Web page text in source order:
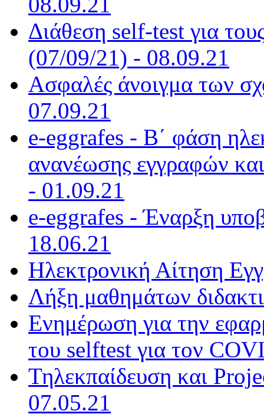
Διάθεση self-test για
(07/09/21) - 08.09.21
Ασφαλές άνοιγμα των
07.09.21
e-eggrafes - Β΄ φάση
ανανέωσης εγγραφών
- 01.09.21
e-eggrafes - Έναρξη
18.06.21
Ηλεκτρονική Αίτηση
Λήξη μαθημάτων
Ενημέρωση για την
του selftest για τον
Τηλεκπαίδευση και
07.05.21